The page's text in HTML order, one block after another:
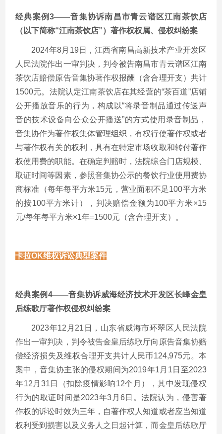
经典案例3——音集协诉南昌市青云谱区江南茶饮店
（以下简称“江南茶饮店”）著作权权属、侵权纠纷案
2024年8月19日，江西省南昌高新技术产业开发区
人民法院作出一审判决，判令被告南昌市青云谱区江南
茶饮店赔偿原告音集协著作权报酬（含合理开支）共计
1500元。法院认定江南茶饮店在其经营的“茶百道”店铺
公开播放音乐的行为，构成以“将录音制品通过传送声
音的技术设备向公众公开播送”的方式使用录音制品，
音集协作为著作权集体管理组织，有权行使著作权或者
与著作权有关的权利，具有在特定市场收取和转付著作
权使用费的职能。在确定判赔时，法院综合门店规模、
取证时间等因素，参照音集协公示的餐饮行业使用费协
商标准（每年每平方米15元，营业面积不足100平方米
的按100平方米计），判决赔偿金额为100平方米×15
元/每年每平方米×1年=1500元（含合理开支）。
卡拉OK维权诉讼典型案件
经典案例4——音集协诉威海经济技术开发区长峰金皇
后练歌厅著作权侵权纠纷案
2023年12月21日，山东省威海市环翠区人民法院
作出一审判决，判令被告金皇后练歌厅向原告音集协赔
偿经济损失及维权合理开支共计人民币124,975元。本
案中，音集协主张的侵权期间为2019年1月1日至2023
年12月31日（扣除疫情影响12个月），其中发现侵权
行为的取证时间是2023年3月6日。法院认为，侵害著
作权的诉讼时效为三年，自著作权人知道或者应当知道
权利受到损害以及义务人之日起计算，而金皇后练歌厅